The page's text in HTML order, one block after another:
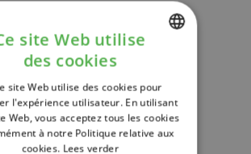
FRENCH
ENGLISH
site Web utilise
des cookies
site Web utilise des cookies pour
l'expérience utilisateur. En utilisant
Web, vous acceptez tous les cookies
à notre Politique relative aux
cookies. Lees verder